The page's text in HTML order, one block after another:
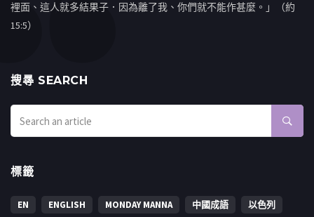
裡面、這人就多結果子．因為離了我、你們就不能作甚麼。」（約
15:5）
搜㝷 SEARCH
標籤
EN ENGLISH MONDAY MANNA 中國成語
以色列